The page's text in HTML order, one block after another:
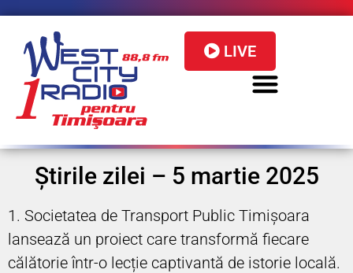
LIVE
Știrile zilei – 5 martie 2025
1. Societatea de Transport Public Timișoara
lansează un proiect care transformă fiecare
călătorie într-o lecție captivantă de istorie locală.